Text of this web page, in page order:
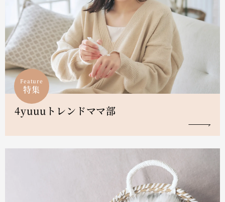
Feature
特集
4yuuuトレンドママ部